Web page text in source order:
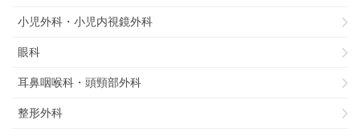
小児外科・小児内視鏡外科
眼科
耳鼻咽喉科・頭頸部外科
整形外科